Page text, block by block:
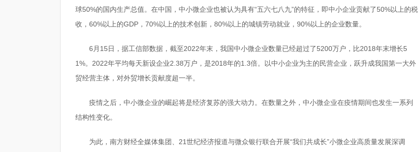
球50%的国内生产总值。在中国，中小微企业也被认为具有“五六七八九”的特征，即中小企业贡献了50%以上的税
收，60%以上的GDP，70%以上的技术创新，80%以上的城镇劳动就业，90%以上的企业数量。
6月15日，据工信部数据，截至2022年末，我国中小微企业数量已经超过了5200万户，比2018年末增长5
1%。2022年平均每天新设企业2.38万户，是2018年的1.3倍。以中小企业为主的民营企业，跃升成我国第一大外
贸经营主体，对外贸增长贡献度超一半。
疫情之后，中小微企业的崛起将是经济复苏的强大动力。在数量之外，中小微企业在疫情期间也发生一系列
结构性变化。
为此，南方财经全媒体集团、21世纪经济报道与微众银行联合开展“我们共成长”小微企业高质量发展深调